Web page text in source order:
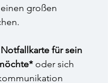
großen
für sein
oder sich